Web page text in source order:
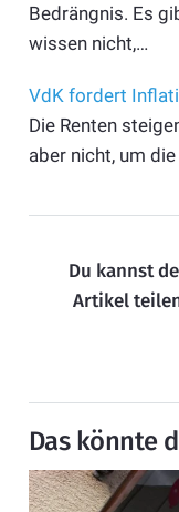
Bedrängnis. Es
wissen nicht,…
VdK fordert
Die Renten
aber nicht, um
Du kannst
Artikel
Das könnte